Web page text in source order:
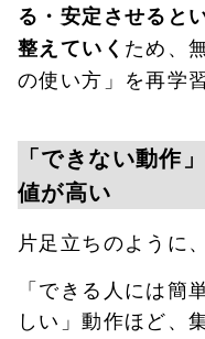
る・安定させると
整えていく ため、
の使い方」を再学
「できない動作
値が高い
片足立ちのように、
「できる人には簡
しい」動作ほど、